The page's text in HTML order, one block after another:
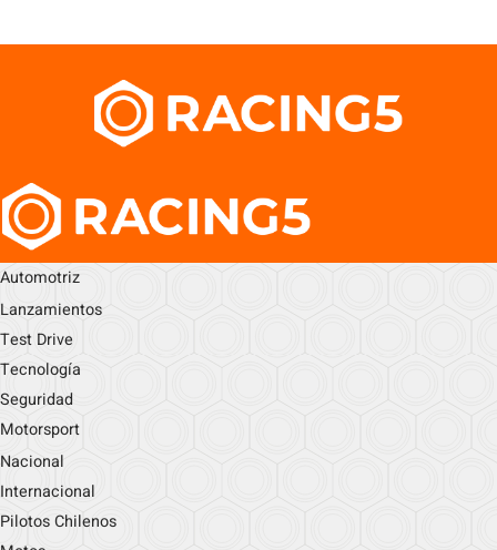
Automotriz
Lanzamientos
Test Drive
Tecnología
Seguridad
Motorsport
Nacional
Internacional
Pilotos Chilenos